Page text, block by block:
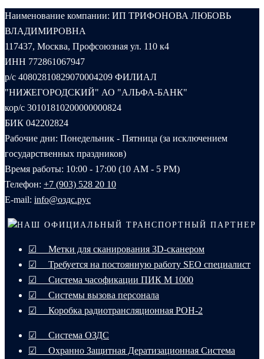
Наименование компании: ИП ТРИФОНОВА ЛЮБОВЬ
ВЛАДИМИРОВНА
117437, Москва, Профсоюзная ул. 110 к4
ИНН 772861067947
р/с 40802810829070004209 ФИЛИАЛ
"НИЖЕГОРОДСКИЙ" АО "АЛЬФА-БАНК"
кор/с 30101810200000000824
БИК 042202824
Рабочие дни: Понедельник - Пятница (за исключением
государственных праздников)
Время работы: 10:00 - 17:00 (10 AM - 5 PM)
Телефон: +7 (903) 528 20 10‬
E-mail: info@оздс.рус
НАШ ОФИЦИАЛЬНЫЙ ТРАНСПОРТНЫЙ ПАРТНЕР
☑ Метки для сканирования 3D-сканером
☑ Требуется на постоянную работу SEO специалист
☑ Система часофикации ПИК М 1000
☑ Системы вызова персонала
☑ Коробка радиотрансляционная РОН-2
☑ Система ОЗДС
☑ Охранно Защитная Дератизационная Система